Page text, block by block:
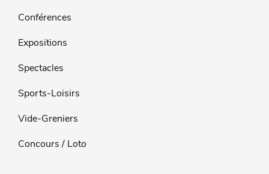
Conférences
Expositions
Spectacles
Sports-Loisirs
Vide-Greniers
Concours / Loto